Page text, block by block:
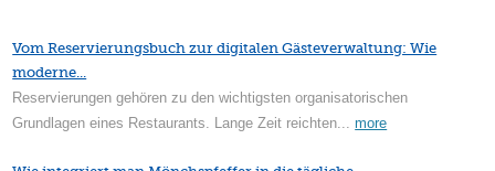
Vom Reservierungsbuch zur digitalen Gästeverwaltung: Wie
moderne...
Reservierungen gehören zu den wichtigsten organisatorischen
Grundlagen eines Restaurants. Lange Zeit reichten...more